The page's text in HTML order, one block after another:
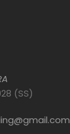
(SS)